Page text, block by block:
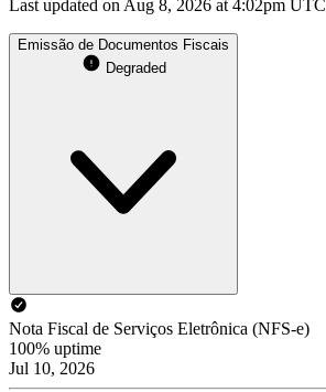
Last updated on Aug 8, 2026 at 4:02pm UTC
Emissão de Documentos Fiscais
Degraded
Nota Fiscal de Serviços Eletrônica (NFS-e)
100% uptime
Jul 10, 2026